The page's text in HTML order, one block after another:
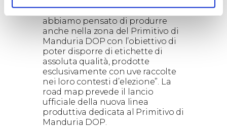
Puglia – spiega Luigi Rubino, –
abbiamo pensato di produrre
anche nella zona del Primitivo di
Manduria DOP con l’obiettivo di
poter disporre di etichette di
assoluta qualità, prodotte
esclusivamente con uve raccolte
nei loro contesti d’elezione”. La
road map prevede il lancio
ufficiale della nuova linea
produttiva dedicata al Primitivo di
Manduria DOP.